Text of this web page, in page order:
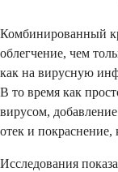
Комбинированный
облегчение, чем
как на вирусную
В то время как
вирусом,
отек и
Исследования